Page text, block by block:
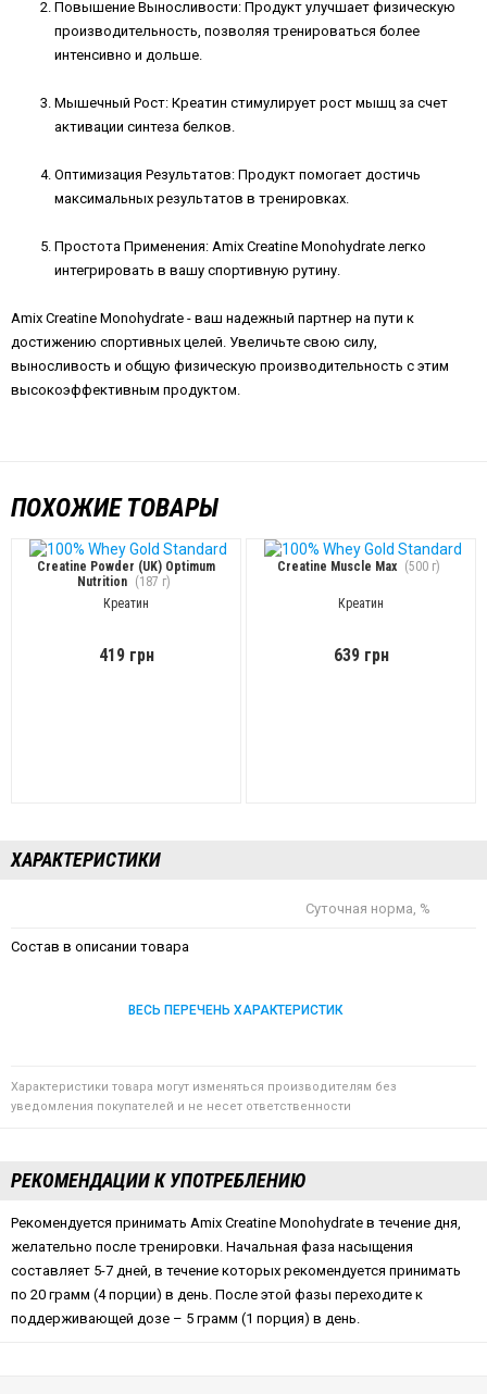
Повышение Выносливости: Продукт улучшает физическую
производительность, позволяя тренироваться более
интенсивно и дольше.
Мышечный Рост: Креатин стимулирует рост мышц за счет
активации синтеза белков.
Оптимизация Результатов: Продукт помогает достичь
максимальных результатов в тренировках.
Простота Применения: Amix Creatine Monohydrate легко
интегрировать в вашу спортивную рутину.
Amix Creatine Monohydrate - ваш надежный партнер на пути к
достижению спортивных целей. Увеличьте свою силу,
выносливость и общую физическую производительность с этим
высокоэффективным продуктом.
ПОХОЖИЕ ТОВАРЫ
Creatine Powder (UK) Optimum
Nutrition (187 г)
Креатин
419 грн
Creatine Muscle Max (500 г)
Креатин
639 грн
ХАРАКТЕРИСТИКИ
Суточная норма, %
Состав в описании товара
ВЕСЬ ПЕРЕЧЕНЬ ХАРАКТЕРИСТИК
Характеристики товара могут изменяться производителям без
уведомления покупателей и не несет ответственности
РЕКОМЕНДАЦИИ К УПОТРЕБЛЕНИЮ
Рекомендуется принимать Amix Creatine Monohydrate в течение дня,
желательно после тренировки. Начальная фаза насыщения
составляет 5-7 дней, в течение которых рекомендуется принимать
по 20 грамм (4 порции) в день. После этой фазы переходите к
поддерживающей дозе – 5 грамм (1 порция) в день.